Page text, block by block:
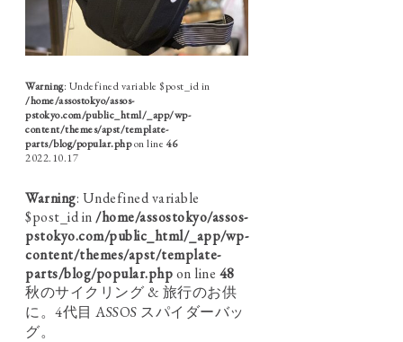
Warning: Undefined variable $post_id in
/home/assostokyo/assos-
pstokyo.com/public_html/_app/wp-
content/themes/apst/template-
parts/blog/popular.phpon line 46
2022.10.17
Warning: Undefined variable
$post_id in/home/assostokyo/assos-
pstokyo.com/public_html/_app/wp-
content/themes/apst/template-
parts/blog/popular.phpon line 48
秋のサイクリング & 旅行のお供
に。4代目 ASSOS スパイダーバッ
グ。